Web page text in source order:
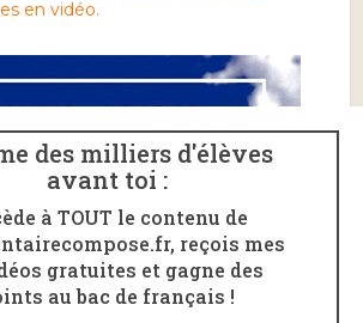
en vidéo.
des milliers d'élèves
avant toi :
à TOUT le contenu de
reçois mes
gratuites et gagne des
au bac de français !